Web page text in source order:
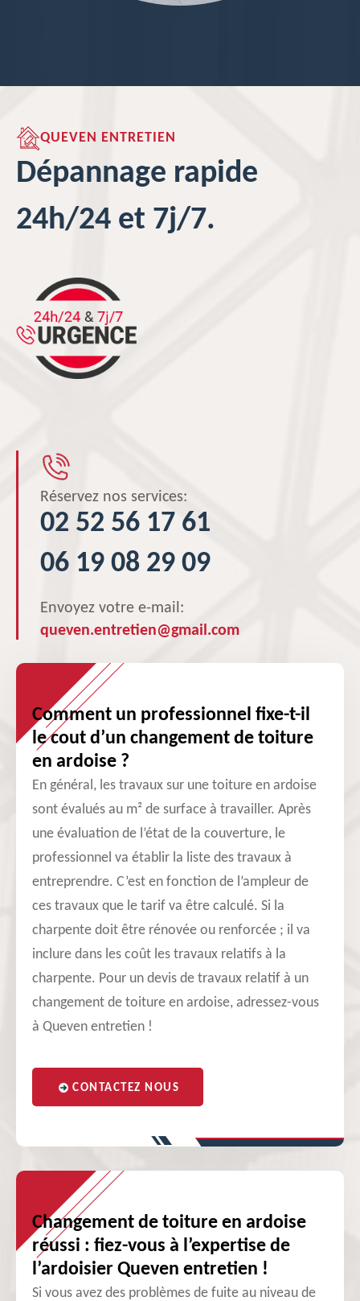
QUEVEN ENTRETIEN
Dépannage rapide
24h/24 et 7j/7.
Réservez nos services:
02 52 56 17 61
06 19 08 29 09
Envoyez votre e-mail:
queven.entretien@gmail.com
Comment un professionnel fixe-t-il
le cout d’un changement de toiture
en ardoise ?
En général, les travaux sur une toiture en ardoise
sont évalués au m² de surface à travailler. Après
une évaluation de l’état de la couverture, le
professionnel va établir la liste des travaux à
entreprendre. C’est en fonction de l’ampleur de
ces travaux que le tarif va être calculé. Si la
charpente doit être rénovée ou renforcée ; il va
inclure dans les coût les travaux relatifs à la
charpente. Pour un devis de travaux relatif à un
changement de toiture en ardoise, adressez-vous
à Queven entretien !
CONTACTEZ NOUS
Changement de toiture en ardoise
réussi : fiez-vous à l’expertise de
l’ardoisier Queven entretien !
Si vous avez des problèmes de fuite au niveau de